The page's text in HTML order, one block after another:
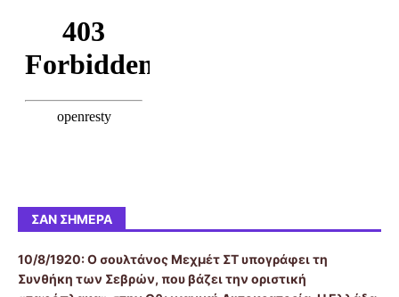
ΣΑΝ ΣΉΜΕΡΑ
10/8/1920:Ο σουλτάνος Μεχμέτ ΣΤ υπογράφει τη
Συνθήκη των Σεβρών, που βάζει την οριστική